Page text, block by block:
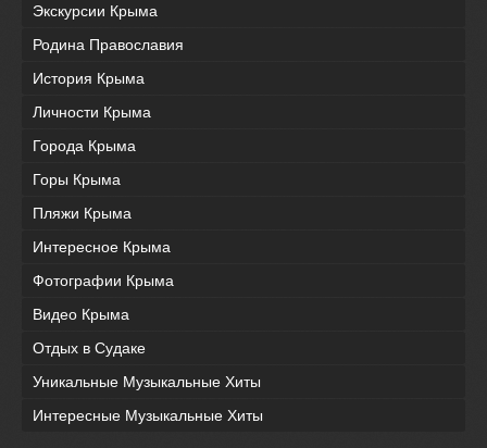
Экскурсии Крыма
Родина Православия
История Крыма
Личности Крыма
Города Крыма
Горы Крыма
Пляжи Крыма
Интересное Крыма
Фотографии Крыма
Видео Крыма
Отдых в Судаке
Уникальные Музыкальные Хиты
Интересные Музыкальные Хиты